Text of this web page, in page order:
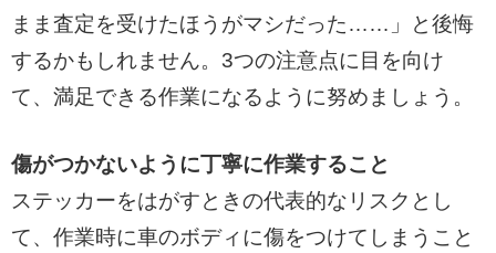
まま査定を受けたほうがマシだった……」と後悔
するかもしれません。3つの注意点に目を向け
て、満足できる作業になるように努めましょう。
傷がつかないように丁寧に作業すること
ステッカーをはがすときの代表的なリスクとし
て、作業時に車のボディに傷をつけてしまうこと